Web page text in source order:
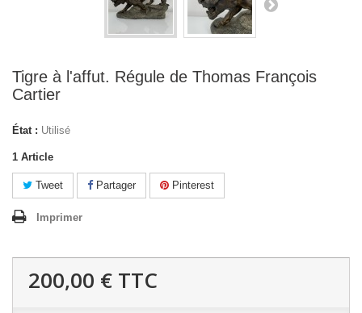
Tigre à l'affut. Régule de Thomas François
Cartier
État : Utilisé
1 Article
Tweet Partager Pinterest
Imprimer
200,00 € TTC